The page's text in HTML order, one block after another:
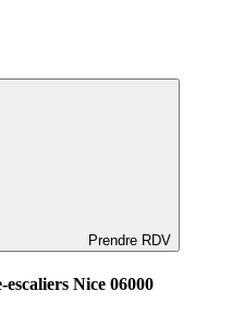
Prendre RDV
Nice 06000